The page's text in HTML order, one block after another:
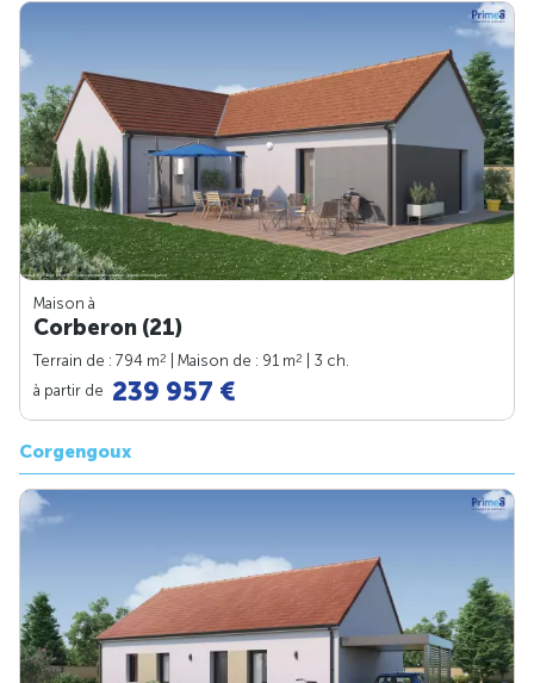
Maison à
Corberon (21)
Terrain de : 794 m2 | Maison de : 91 m2
| 3 ch.
à partir de 239 957 €
Corgengoux